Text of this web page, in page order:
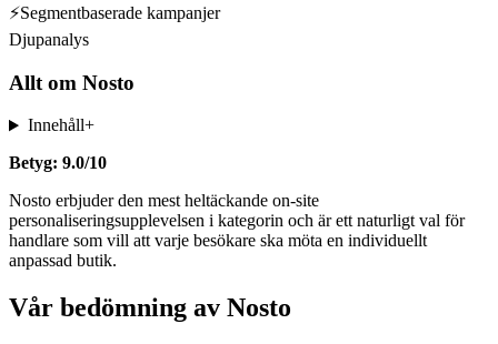
⚡Segmentbaserade kampanjer
Djupanalys
Allt om Nosto
Innehåll+
Betyg: 9.0/10
Nosto erbjuder den mest heltäckande on-site
personaliseringsupplevelsen i kategorin och är ett naturligt val för
handlare som vill att varje besökare ska möta en individuellt
anpassad butik.
Vår bedömning av Nosto